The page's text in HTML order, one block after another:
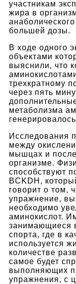
участникам
жира в
большей дозы.
В ходе одного
объектами
выяснили, что
трехкратному
через пять
метаболизма
Исследования
между
мышцах и
организме.
способствуют
BCKDH,
говорит о том,
упражнение,
необходимо
аминокислот.
занимающиеся
спорта, где в
используется
количестве
самое будет
выполняющих
упражнения, с